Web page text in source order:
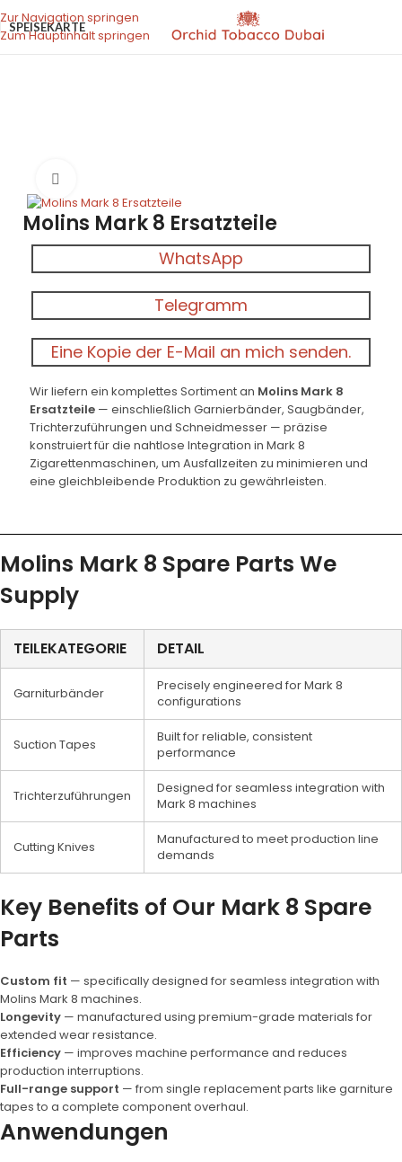
Zur Navigation springen
Zum Hauptinhalt springen
SPEISEKARTE
Molins Mark 8 Ersatzteile
WhatsApp
Telegramm
Eine Kopie der E-Mail an mich senden.
Wir liefern ein komplettes Sortiment an Molins Mark 8
Ersatzteile — einschließlich Garnierbänder, Saugbänder,
Trichterzuführungen und Schneidmesser — präzise
konstruiert für die nahtlose Integration in Mark 8
Zigarettenmaschinen, um Ausfallzeiten zu minimieren und
eine gleichbleibende Produktion zu gewährleisten.
Molins Mark 8 Spare Parts We
Supply
TEILEKATEGORIE DETAIL
Garniturbänder
Precisely engineered for Mark 8
configurations
Suction Tapes
Built for reliable, consistent
performance
Trichterzuführungen
Designed for seamless integration with
Mark 8 machines
Cutting Knives
Manufactured to meet production line
demands
Key Benefits of Our Mark 8 Spare
Parts
Custom fit — specifically designed for seamless integration with
Molins Mark 8 machines.
Longevity — manufactured using premium-grade materials for
extended wear resistance.
Efficiency — improves machine performance and reduces
production interruptions.
Full-range support — from single replacement parts like garniture
tapes to a complete component overhaul.
Anwendungen